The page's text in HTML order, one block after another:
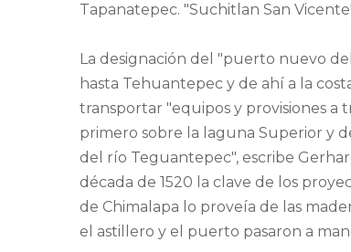
Tapanatepec. "Suchitlan San
La designación del "puerto nuevo
hasta Tehuantepec y de ahí a la
transportar "equipos y provisiones a
primero sobre la laguna Superior y
del río Teguantepec", escribe
década de 1520 la clave de los
de Chimalapa lo proveía de las
el astillero y el puerto pasaron a